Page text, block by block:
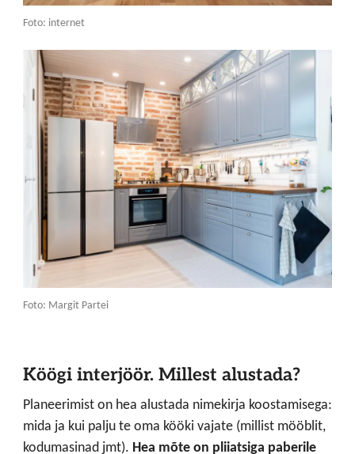
Foto: internet
Foto: Margit Partei
Köögi interjöör. Millest alustada?
Planeerimist on hea alustada nimekirja koostamisega:
mida ja kui palju te oma kööki vajate (millist mööblit,
kodumasinad jmt). Hea mõte on pliiatsiga paberile